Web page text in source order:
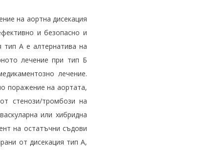
на аортна дисекация
и безопасно и
тип А е алтернатива на
лечение при тип Б
лечение.
поражение на аортата,
стенози/тромбози на
или хибридна
на остатъчни съдови
от дисекация тип А,